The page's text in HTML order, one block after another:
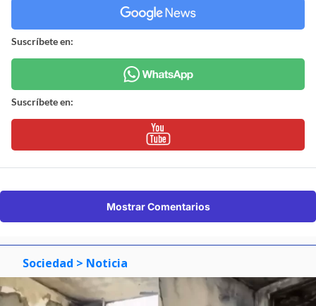
Suscríbete en:
Suscríbete en:
Mostrar Comentarios
Sociedad > Noticia